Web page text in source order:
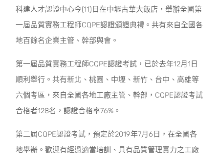
科建人才認證中心今(11)日在中壢古華大飯店，舉辦全國第
一屆品質實務工程師CQPE認證頒證典禮。共有來自全國各
地百餘名企業主管、幹部與會。
第一屆品質實務工程師CQPE認證考試，已於去年12月1日
順利舉行。共有新北、桃園、中壢、新竹、台中、高雄等
六個考區，來自全國各地工廠主管、幹部，CQPE認證考試
合格者128名，認證合格率76%。
第二屆CQPE認證考試，預定於2019年7月6日，在全國各
地舉辦。歡迎有經過適當培訓、具有品質管理實力之工廠